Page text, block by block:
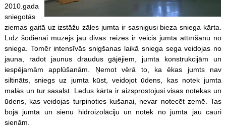
2010.gada
sniegotās
ziemas gaitā uz izstāžu zāles jumta ir sasnigusi bieza sniega kārta.
Līdz šodienai muzejs jau divas reizes ir veicis jumta attīrīšanu no
sniega. Tomēr intensīvās snigšanas laikā sniega sega veidojas no
jauna, radot jaunus draudus gājējiem, jumta konstrukcijām un
iespējamām applūšanām. Ņemot vērā to, ka ēkas jumts nav
siltināts, sniegs uz jumta kūst, veidojot ūdens, kas notek jumta
malās un tur sasalst. Ledus kārta ir aizsprostojusi visas notekas un
ūdens, kas veidojas turpinoties kušanai, nevar notecēt zemē. Tas
bojā jumta un sienu hidroizolāciju un notek no jumta jau cauri
sienām.